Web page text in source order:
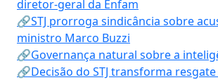
diretor-geral da Enfam
🔗STJ prorroga sindicância sobre
ministro Marco Buzzi
🔗Governança natural sobre a
🔗Decisão do STJ transforma